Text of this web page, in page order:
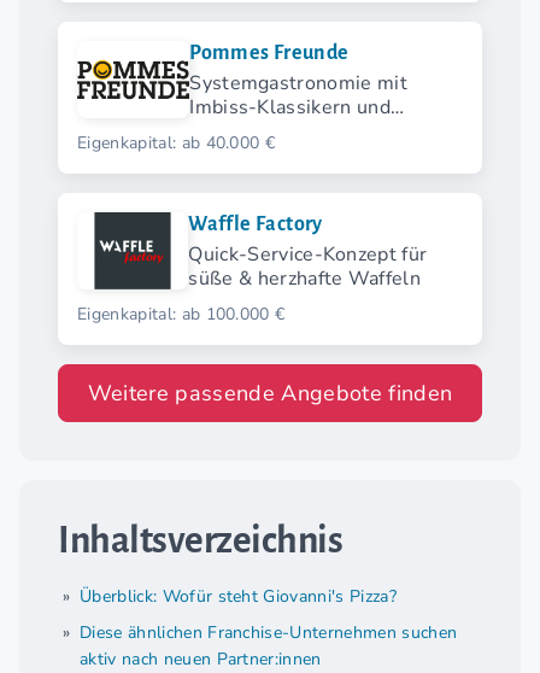
Pommes Freunde
Systemgastronomie mit
Imbiss-Klassikern und
modernen Streetfood-
Highlights.
Eigenkapital: ab 40.000 €
Waffle Factory
Quick-Service-Konzept für
süße & herzhafte Waffeln
Eigenkapital: ab 100.000 €
Weitere passende Angebote finden
Inhaltsverzeichnis
Überblick: Wofür steht Giovanni's Pizza?
Diese ähnlichen Franchise-Unternehmen suchen
aktiv nach neuen Partner:innen